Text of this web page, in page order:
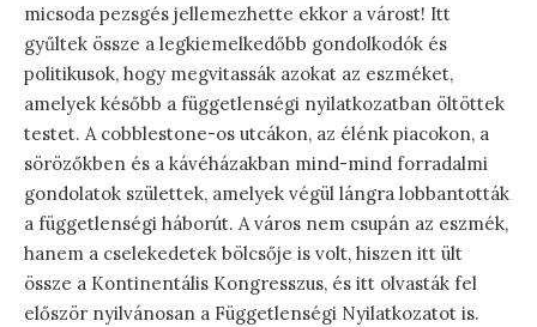
micsoda pezsgés jellemezhette ekkor a várost! Itt
gyűltek össze a legkiemelkedőbb gondolkodók és
politikusok, hogy megvitassák azokat az eszméket,
amelyek később a függetlenségi nyilatkozatban öltöttek
testet. A cobblestone-os utcákon, az élénk piacokon, a
sörözőkben és a kávéházakban mind-mind forradalmi
gondolatok születtek, amelyek végül lángra lobbantották
a függetlenségi háborút. A város nem csupán az eszmék,
hanem a cselekedetek bölcsője is volt, hiszen itt ült
össze a Kontinentális Kongresszus, és itt olvasták fel
először nyilvánosan a Függetlenségi Nyilatkozatot is.